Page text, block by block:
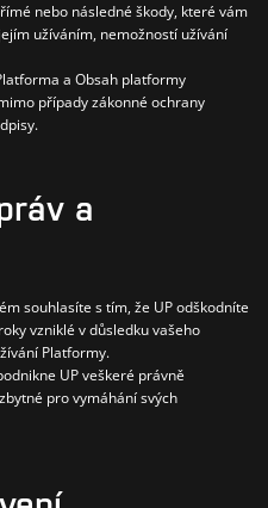
nebo následné škody, které vám
užíváním, nemožností užívání
a Obsah platformy
případy zákonné ochrany
a
souhlasíte s tím, že UP odškodníte
vzniklé v důsledku vašeho
Platformy.
UP veškeré právně
pro vymáhání svých